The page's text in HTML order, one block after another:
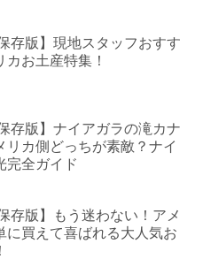
存版】現地スタッフおすす
カお土産特集！
存版】ナイアガラの滝カナ
リカ側どっちが素敵？ナイ
完全ガイド
存版】もう迷わない！アメ
に買えて喜ばれる大人気お